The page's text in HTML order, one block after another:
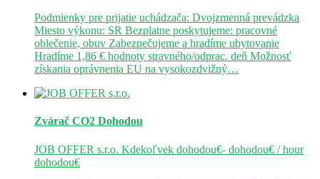
Podmienky pre prijatie uchádzača: Dvojzmenná prevádzka
Miesto výkonu: SR Bezplatne poskytujeme: pracovné
oblečenie, obuv Zabezpečujeme a hradíme ubytovanie
Hradíme 1,86 € hodnoty stravného/odprac. deň Možnosť
získania oprávnenia EU na vysokozdvižný…
Zvárač CO2 Dohodou
JOB OFFER s.r.o. Kdekoľvek dohodou€- dohodou€ / hour
dohodou€